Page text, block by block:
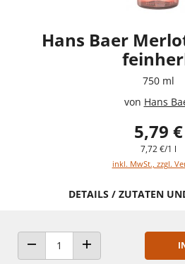
Hans Baer
750 ml
von Hans
5,79 €
7,72 €/1 l
inkl. MwSt., zzgl.
DETAILS / ZUTATEN
ANZAHL VERRINGERNANZAHL ERHÖHEN